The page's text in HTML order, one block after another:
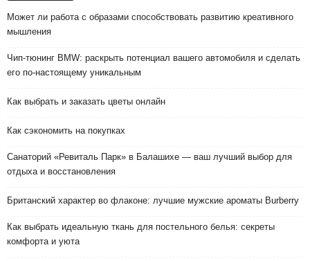
Может ли работа с образами способствовать развитию креативного
мышления
Чип-тюнинг BMW: раскрыть потенциал вашего автомобиля и сделать
его по-настоящему уникальным
Как выбрать и заказать цветы онлайн
Как сэкономить на покупках
Санаторий «Ревиталь Парк» в Балашихе — ваш лучший выбор для
отдыха и восстановления
Британский характер во флаконе: лучшие мужские ароматы Burberry
Как выбрать идеальную ткань для постельного белья: секреты
комфорта и уюта